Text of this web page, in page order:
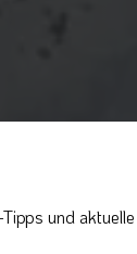
und aktuelle